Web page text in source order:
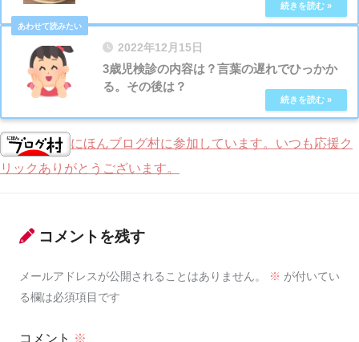
2022年12月15日
3歳児検診の内容は？言葉の遅れでひっかか
る。その後は？
にほんブログ村に参加しています。いつも応援ク
リックありがとうございます。
コメントを残す
メールアドレスが公開されることはありません。 ※ が付いてい
る欄は必須項目です
コメント ※